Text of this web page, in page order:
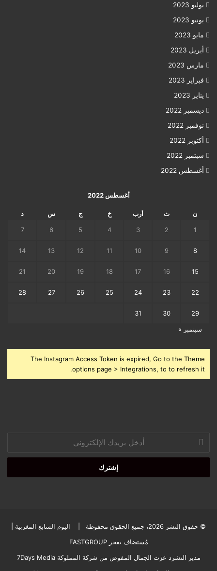
يوليو 2023
يونيو 2023
مايو 2023
أبريل 2023
مارس 2023
فبراير 2023
يناير 2023
ديسمبر 2022
نوفمبر 2022
أكتوبر 2022
سبتمبر 2022
أغسطس 2022
أغسطس 2022
ن ث أرب خ ج س د
1
2
3
4
5
6
7
8
9
10
11
12
13
14
15
16
17
18
19
20
21
22
23
24
25
26
27
28
29
30
31
سبتمبر »
The Instagram Access Token is expired, Go to the Theme
options page > Integrations, to to refresh it.
بريدك
الإلكتروني
© حقوق النشر 2026، جميع الحقوق محفوظة | اليوم السابع المغربية
مُستضاف بفخرFASTGROUP
مدير النشرد عزت الجمال المفوض من شركة المملوكة 7Days Media